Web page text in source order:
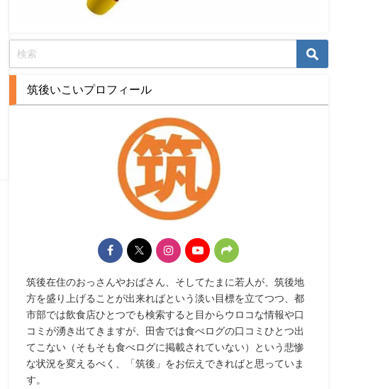
筑後いこいプロフィール
筑後在住のおっさんやおばさん、そしてたまに若人が、筑後地
方を盛り上げることが出来ればという淡い目標を立てつつ、都
市部では飲食店ひとつでも検索すると目からウロコな情報や口
コミが湧き出てきますが、田舎では食べログの口コミひとつ出
てこない（そもそも食べログに掲載されていない）という悲惨
な状況を変えるべく、「筑後」をお伝えできればと思っていま
す。